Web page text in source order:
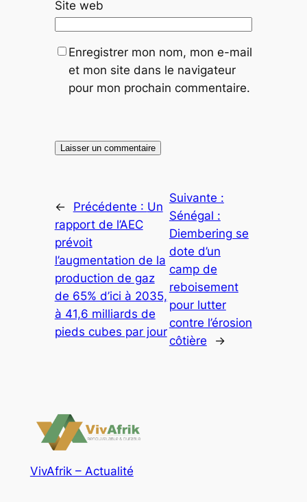
Site web
Enregistrer mon nom, mon e-mail
et mon site dans le navigateur
pour mon prochain commentaire.
← Précédente : Un
rapport de l’AEC
prévoit
l’augmentation de la
production de gaz
de 65% d’ici à 2035,
à 41,6 milliards de
pieds cubes par jour
Suivante :
Sénégal :
Diembering se
dote d’un
camp de
reboisement
pour lutter
contre l’érosion
côtière
→
VivAfrik – Actualité